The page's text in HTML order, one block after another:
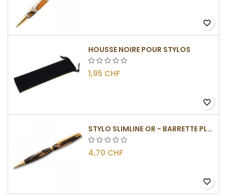
favorite_border
HOUSSE NOIRE POUR STYLOS
1,95 CHF
favorite_border
STYLO SLIMLINE OR - BARRETTE PLATE
4,70 CHF
favorite_border